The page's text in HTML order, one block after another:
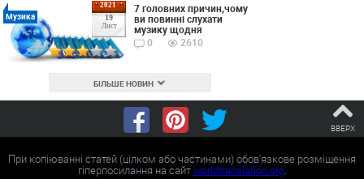
2021
19
Лист
Музика
7 головних причин,чому
ви повинні слухати
музику щодня
0
2610
БІЛЬШЕ НОВИН
ВВЕРХ
При копіюванні статей (цілком або частинами) обов'язкове розміщення
гіперпосилання на сайтworldtranslation.org.